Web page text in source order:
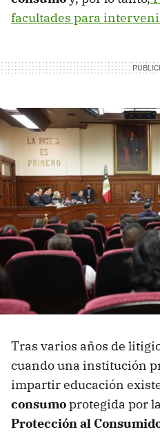
facultades para
Tras varios años de
cuando una institución
impartir educación
consumoprotegida por la
Protección al